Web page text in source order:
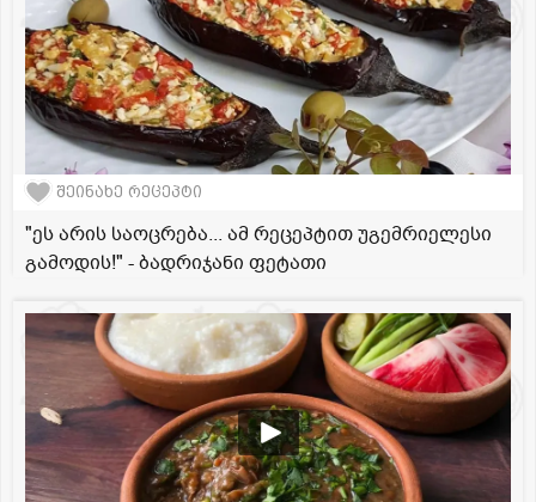
შეინახე რეცეპტი
"ეს არის საოცრება... ამ რეცეპტით უგემრიელესი
გამოდის!" - ბადრიჯანი ფეტათი